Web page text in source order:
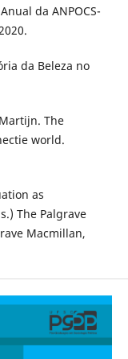
da ANPOCS-
da Beleza no
Martijn. The
world.
as
The Palgrave
Macmillan,